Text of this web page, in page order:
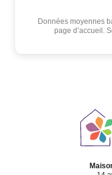
Données moyennes
page d’accueil.